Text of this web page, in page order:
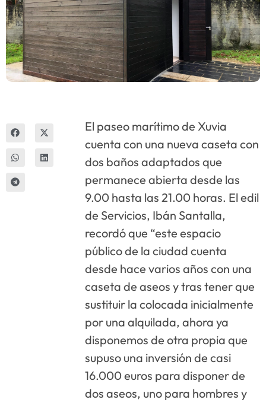
El paseo marítimo de Xuvia
cuenta con una nueva caseta con
dos baños adaptados que
permanece abierta desde las
9.00 hasta las 21.00 horas. El edil
de Servicios, Ibán Santalla,
recordó que “este espacio
público de la ciudad cuenta
desde hace varios años con una
caseta de aseos y tras tener que
sustituir la colocada inicialmente
por una alquilada, ahora ya
disponemos de otra propia que
supuso una inversión de casi
16.000 euros para disponer de
dos aseos, uno para hombres y